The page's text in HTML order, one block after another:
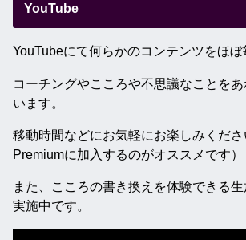
YouTube
YouTubeにて何らかのコンテンツをほぼ
コーチングやこころや不思議なことを
います。
移動時間などにお気軽にお楽しみくだ
Premiumに加入するのがオススメです）
また、こころの書き換えを体験できる
実施中です。